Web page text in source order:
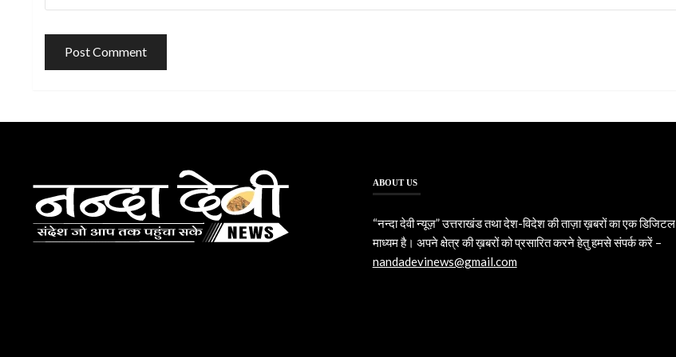
ABOUT US
“नन्दा देवी न्यूज़” उत्तराखंड तथा देश-विदेश की ताज़ा ख़बरों का एक डिजिटल
माध्यम है। अपने क्षेत्र की ख़बरों को प्रसारित करने हेतु हमसे संपर्क करें –
nandadevinews@gmail.com